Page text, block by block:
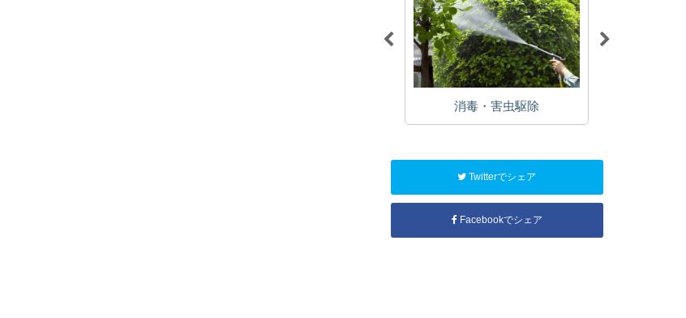
消毒・害虫駆除
Twitterでシェア
Facebookでシェア